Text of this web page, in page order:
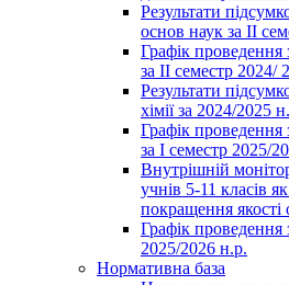
Результати
основ наук за ІІ
Графік проведення
за ІІ семестр 2024/
Результати
хімії за 2024/2025
Графік проведення
за І семестр 2025/
Внутрішній
учнів 5-11 класів
покращення якості
Графік проведення
2025/2026 н.р.
Нормативна база